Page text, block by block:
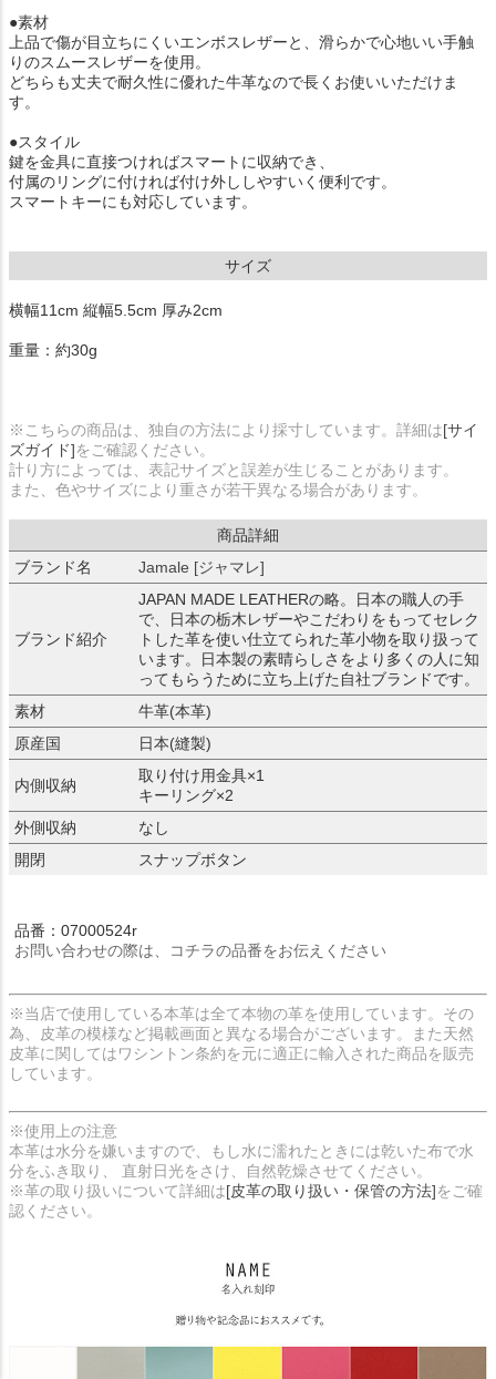
●素材
上品で傷が目立ちにくいエンボスレザーと、滑らかで心地いい手触
りのスムースレザーを使用。
どちらも丈夫で耐久性に優れた牛革なので長くお使いいただけま
す。
●スタイル
鍵を金具に直接つければスマートに収納でき、
付属のリングに付ければ付け外ししやすいく便利です。
スマートキーにも対応しています。
サイズ
横幅11cm 縦幅5.5cm 厚み2cm
重量：約30g
※こちらの商品は、独自の方法により採寸しています。詳細は[サイ
ズガイド]をご確認ください。
計り方によっては、表記サイズと誤差が生じることがあります。
また、色やサイズにより重さが若干異なる場合があります。
商品詳細
ブランド名
Jamale [ジャマレ]
ブランド紹介
JAPAN MADE LEATHERの略。日本の職人の手
で、日本の栃木レザーやこだわりをもってセレク
トした革を使い仕立てられた革小物を取り扱って
います。日本製の素晴らしさをより多くの人に知
ってもらうために立ち上げた自社ブランドです。
素材
牛革(本革)
原産国
日本(縫製)
内側収納
取り付け用金具×1
キーリング×2
外側収納
なし
開閉
スナップボタン
品番：07000524r
お問い合わせの際は、コチラの品番をお伝えください
※当店で使用している本革は全て本物の革を使用しています。その
為、皮革の模様など掲載画面と異なる場合がございます。また天然
皮革に関してはワシントン条約を元に適正に輸入された商品を販売
しています。
※使用上の注意
本革は水分を嫌いますので、もし水に濡れたときには乾いた布で水
分をふき取り、 直射日光をさけ、自然乾燥させてください。
※革の取り扱いについて詳細は[皮革の取り扱い・保管の方法]をご確
認ください。